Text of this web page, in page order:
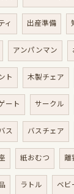
ィ 出産準備
アンパンマン
ト 木製チェア
ート サークル
ス バスチェア
紙おむつ 離
ラトル ベビ